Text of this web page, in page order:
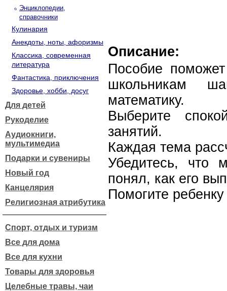
Энциклопедии,
справочники
Кулинария
Анекдоты, ноты, афоризмы
Классика, современная
литература
Фантастика, приключения
Здоровье, хобби, досуг
Для детей
Рукоделие
Аудиокниги,
мультимедиа
Подарки и сувениры
Новый год
Канцелярия
Религиозная атрибутика
Спорт, отдых и туризм
Все для дома
Все для кухни
Товары для здоровья
Целебные травы, чаи
Описание:
Пособие
школьникам
математику.
Выберите
занятий.
Каждая тема
Убедитесь, что
понял, как его
Помогите ребенку